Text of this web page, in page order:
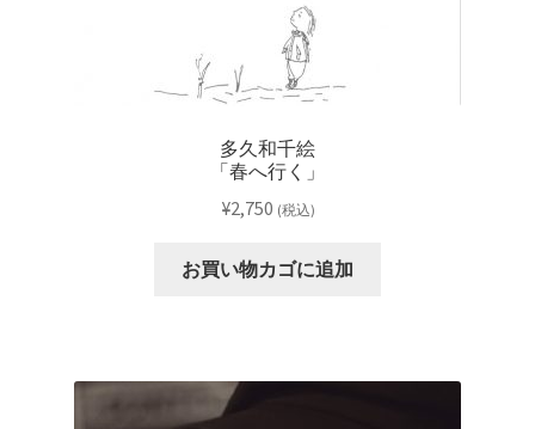
多久和千絵
「春へ行く」
¥2,750 (税込)
お買い物カゴに追加